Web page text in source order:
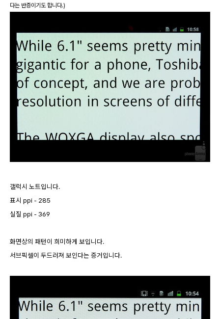
다는 반증이기도 합니다.)
갤럭시 노트입니다.
표시 ppi - 285
실질 ppi - 369
화면상의 패턴이 희미하게 보입니다.
서브픽셀이 두드러져 보인다는 증거입니다.